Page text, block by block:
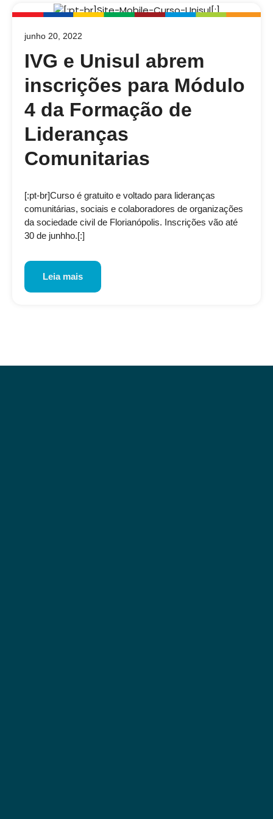
junho 20, 2022
IVG e Unisul abrem
inscrições para Módulo
4 da Formação de
Lideranças
Comunitarias
[:pt-br]Curso é gratuito e voltado para lideranças
comunitárias, sociais e colaboradores de organizações
da sociedade civil de Florianópolis. Inscrições vão até
30 de junhho.[:]
Leia mais